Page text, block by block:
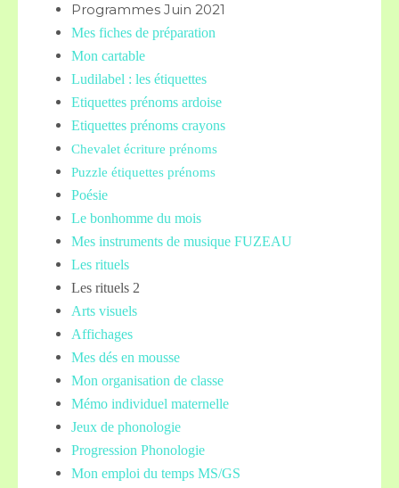
Programmes Juin 2021
Mes fiches de préparation
Mon cartable
Ludilabel : les étiquettes
Etiquettes prénoms ardoise
Etiquettes prénoms crayons
Chevalet écriture prénoms
Puzzle étiquettes prénoms
Poésie
Le bonhomme du mois
Mes instruments de musique FUZEAU
Les rituels
Les rituels 2
Arts visuels
Affichages
Mes dés en mousse
Mon organisation de classe
Mémo individuel maternelle
Jeux de phonologie
Progression Phonologie
Mon emploi du temps MS/GS